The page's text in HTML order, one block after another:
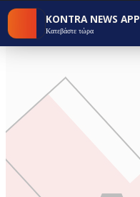
KONTRA NEWS APP
Κατεβάστε τώρα